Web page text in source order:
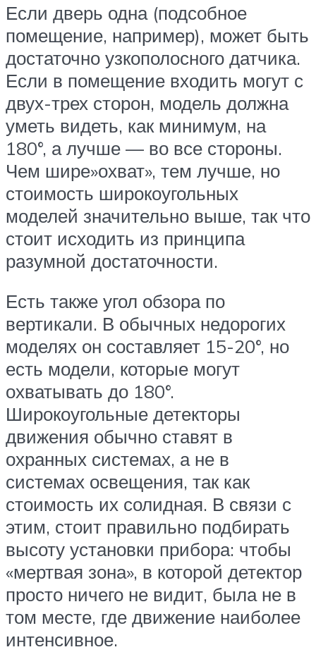
Если дверь одна (подсобное
помещение, например), может быть
достаточно узкополосного датчика.
Если в помещение входить могут с
двух-трех сторон, модель должна
уметь видеть, как минимум, на
180°, а лучше — во все стороны.
Чем шире»охват», тем лучше, но
стоимость широкоугольных
моделей значительно выше, так что
стоит исходить из принципа
разумной достаточности.
Есть также угол обзора по
вертикали. В обычных недорогих
моделях он составляет 15-20°, но
есть модели, которые могут
охватывать до 180°.
Широкоугольные детекторы
движения обычно ставят в
охранных системах, а не в
системах освещения, так как
стоимость их солидная. В связи с
этим, стоит правильно подбирать
высоту установки прибора: чтобы
«мертвая зона», в которой детектор
просто ничего не видит, была не в
том месте, где движение наиболее
интенсивное.